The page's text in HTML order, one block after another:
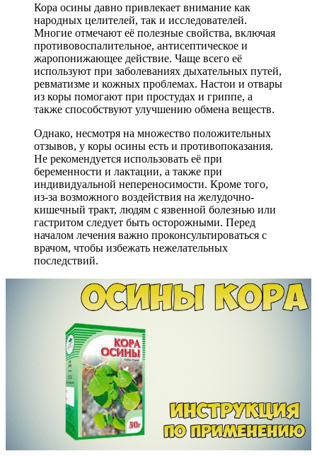
Кора осины давно привлекает внимание как
народных целителей, так и исследователей.
Многие отмечают её полезные свойства, включая
противовоспалительное, антисептическое и
жаропонижающее действие. Чаще всего её
используют при заболеваниях дыхательных путей,
ревматизме и кожных проблемах. Настои и отвары
из коры помогают при простудах и гриппе, а
также способствуют улучшению обмена веществ.
Однако, несмотря на множество положительных
отзывов, у коры осины есть и противопоказания.
Не рекомендуется использовать её при
беременности и лактации, а также при
индивидуальной непереносимости. Кроме того,
из-за возможного воздействия на желудочно-
кишечный тракт, людям с язвенной болезнью или
гастритом следует быть осторожными. Перед
началом лечения важно проконсультироваться с
врачом, чтобы избежать нежелательных
последствий.